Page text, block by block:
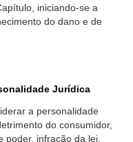
iniciando-se a
do dano e de
Jurídica
a personalidade
do consumidor,
poder, infração da lei,